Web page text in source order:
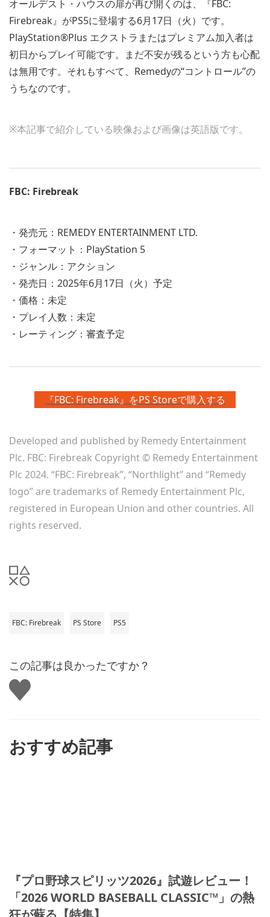
オールデスト・ハウスの扉が再び開くのは、『FBC:
Firebreak』がPS5に登場する6月17日（火）です。
PlayStation®Plus エクストラまたはプレミアム加入者は
初日からプレイ可能です。まだ不安が残るという方も心配
は無用です。それもすべて、Remedyの“コントロール”の
うちなのです。
※本記事で紹介している映像および画像は英語版です。
FBC: Firebreak
・発売元：REMEDY ENTERTAINMENT LTD.
・フォーマット：PlayStation 5
・ジャンル：アクション
・発売日：2025年6月17日（火）予定
・価格：未定
・プレイ人数：未定
・レーティング：審査予定
『FBC: Firebreak』をPS Storeで購入する
Developed and published by Remedy Entertainment
Plc. FBC: Firebreak Copyright © Remedy Entertainment
Plc 2024. “FBC: Firebreak”, “Northlight” and “Remedy
logo” are trademarks of Remedy Entertainment Plc,
registered in European Union and other countries. All
rights reserved.
FBC: Firebreak PS Store PS5
この記事は良かったですか？
い
い
おすすめ記事
『プロ野球スピリッツ2026』試遊レビュー！
「2026 WORLD BASEBALL CLASSIC™」の熱